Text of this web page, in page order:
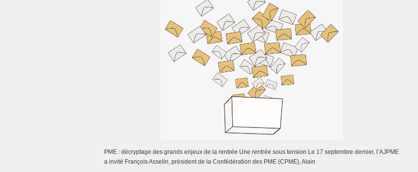
PME : décryptage des grands enjeux de la rentrée Une rentrée sous tension Le 17 septembre dernier, l’AJPME
a invité François Asselin, président de la Confédération des PME (CPME), Alain